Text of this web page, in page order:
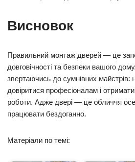
Висновок
Правильний монтаж дверей — це
довговічності та безпеки вашого
звертаючись до сумнівних майстрів:
довіритися професіоналам і отримати
роботи. Адже двері — це обличчя
працювати бездоганно.
Матеріали по темі: